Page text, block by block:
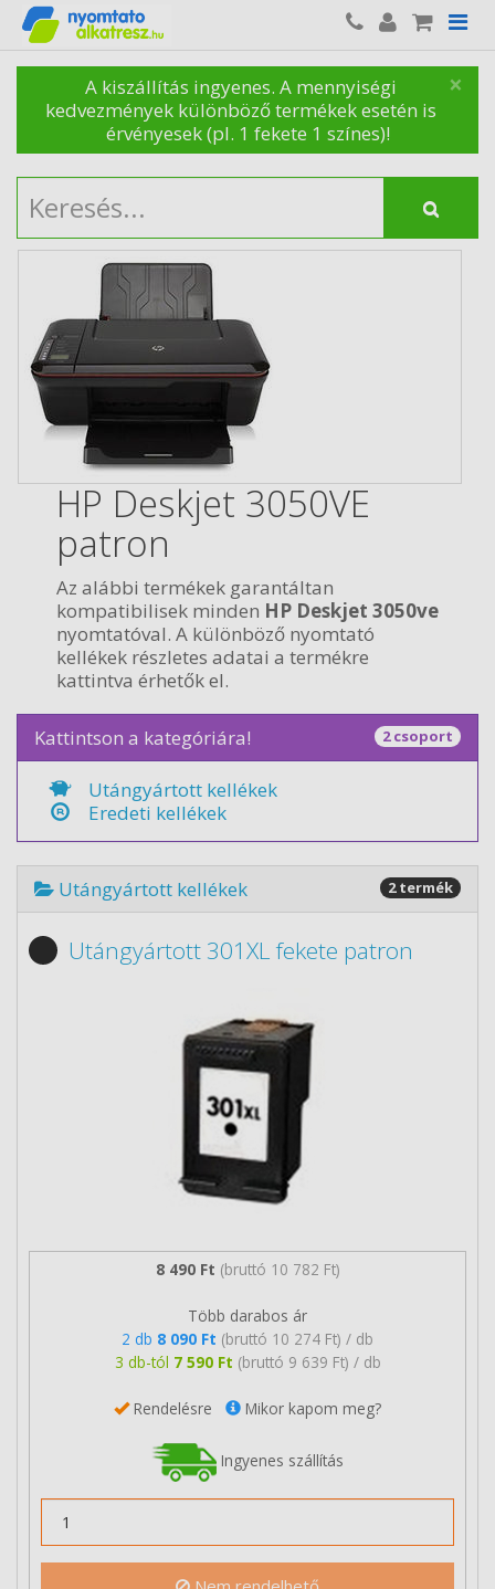
×
A kiszállítás ingyenes. A mennyiségi
kedvezmények különböző termékek esetén is
érvényesek (pl. 1 fekete 1 színes)!
HP Deskjet 3050VE
patron
Az alábbi termékek garantáltan
kompatibilisek minden HP Deskjet 3050ve
nyomtatóval. A különböző nyomtató
kellékek részletes adatai a termékre
kattintva érhetők el.
Kattintson a kategóriára! 2 csoport
Utángyártott kellékek
Eredeti kellékek
Utángyártott kellékek 2 termék
Utángyártott 301XL fekete patron
8 490 Ft (bruttó 10 782 Ft)
Több darabos ár
2 db 8 090 Ft (bruttó 10 274 Ft) / db
3 db-tól 7 590 Ft (bruttó 9 639 Ft) / db
Rendelésre Mikor kapom meg?
Ingyenes szállítás